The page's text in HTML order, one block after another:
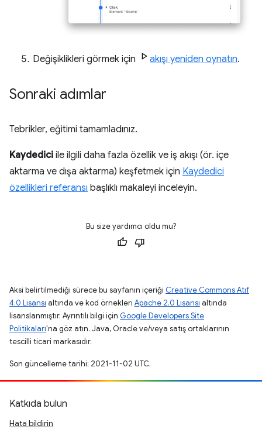
Değişiklikleri görmek için akışı yeniden oynatın.
Sonraki adımlar
Tebrikler, eğitimi tamamladınız.
Kaydedici ile ilgili daha fazla özellik ve iş akışı (ör. içe
aktarma ve dışa aktarma) keşfetmek için Kaydedici
özellikleri referansı başlıklı makaleyi inceleyin.
Bu size yardımcı oldu mu?
Aksi belirtilmediği sürece bu sayfanın içeriği Creative Commons Atıf
4.0 Lisansı altında ve kod örnekleri Apache 2.0 Lisansı altında
lisanslanmıştır. Ayrıntılı bilgi için Google Developers Site
Politikaları'na göz atın. Java, Oracle ve/veya satış ortaklarının
tescilli ticari markasıdır.
Son güncelleme tarihi: 2021-11-02 UTC.
Katkıda bulun
Hata bildirin